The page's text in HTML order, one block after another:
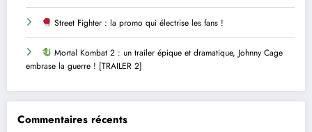
Street Fighter : la promo qui électrise les fans !
Mortal Kombat 2 : un trailer épique et dramatique, Johnny Cage
embrase la guerre ! [TRAILER 2]
Commentaires récents